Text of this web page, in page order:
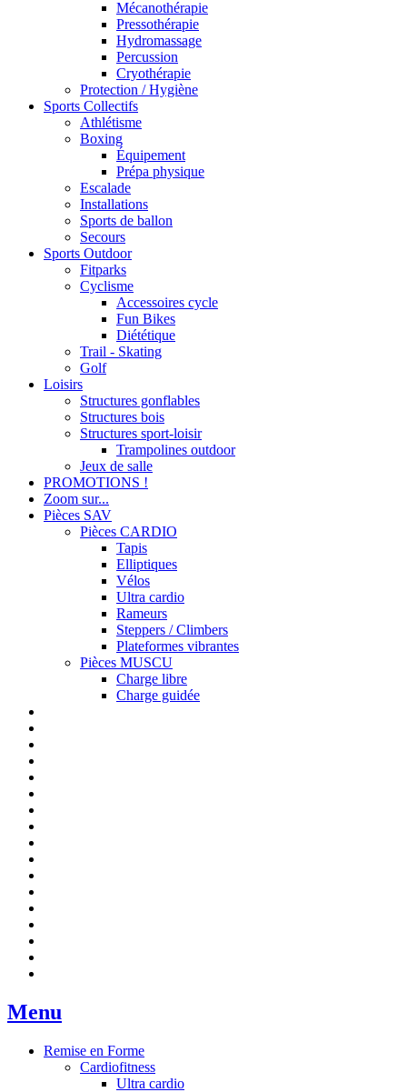
Mécanothérapie
Pressothérapie
Hydromassage
Percussion
Cryothérapie
Protection / Hygiène
Sports Collectifs
Athlétisme
Boxing
Équipement
Prépa physique
Escalade
Installations
Sports de ballon
Secours
Sports Outdoor
Fitparks
Cyclisme
Accessoires cycle
Fun Bikes
Diététique
Trail - Skating
Golf
Loisirs
Structures gonflables
Structures bois
Structures sport-loisir
Trampolines outdoor
Jeux de salle
PROMOTIONS !
Zoom sur...
Pièces SAV
Pièces CARDIO
Tapis
Elliptiques
Vélos
Ultra cardio
Rameurs
Steppers / Climbers
Plateformes vibrantes
Pièces MUSCU
Charge libre
Charge guidée
Menu
Remise en Forme
Cardiofitness
Ultra cardio